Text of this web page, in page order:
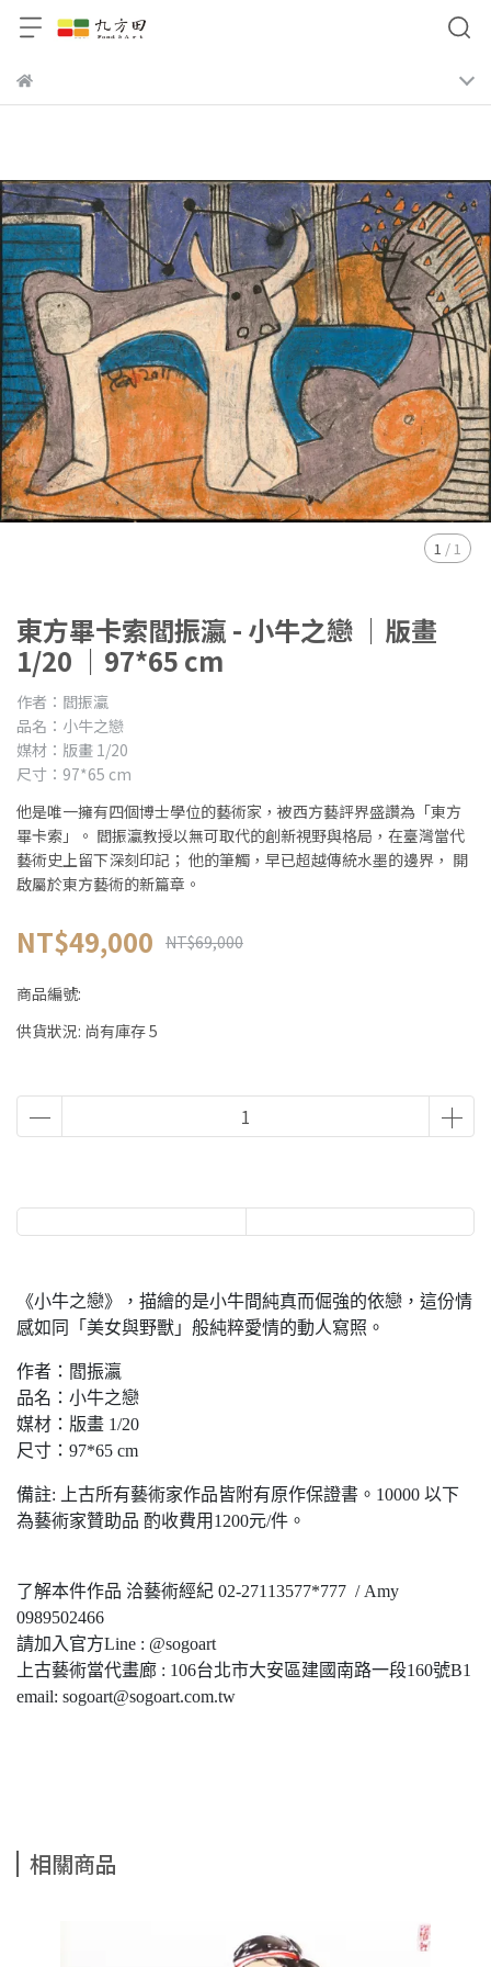
1 / 1
東方畢卡索閻振瀛 - 小牛之戀 ｜版畫
1/20 ｜97*65 cm
作者：閻振瀛
品名：小牛之戀
媒材：版畫 1/20
尺寸：97*65 cm
他是唯一擁有四個博士學位的藝術家，被西方藝評界盛讚為「東方
畢卡索」。 閻振瀛教授以無可取代的創新視野與格局，在臺灣當代
藝術史上留下深刻印記； 他的筆觸，早已超越傳統水墨的邊界， 開
啟屬於東方藝術的新篇章。
NT$49,000 NT$69,000
商品編號:
供貨狀況: 尚有庫存 5
《小牛之戀》，描繪的是小牛間純真而倔強的依戀，這份情
感如同「美女與野獸」般純粹愛情的動人寫照。
作者：閻振瀛
品名：小牛之戀
媒材：版畫 1/20
尺寸：97*65 cm
備註: 上古所有藝術家作品皆附有原作保證書。10000 以下
為藝術家贊助品 酌收費用1200元/件。
了解本件作品 洽藝術經紀 02-27113577*777 / Amy
0989502466
請加入官方Line : @sogoart
上古藝術當代畫廊 : 106台北市大安區建國南路一段160號B1
email: sogoart@sogoart.com.tw
相關商品